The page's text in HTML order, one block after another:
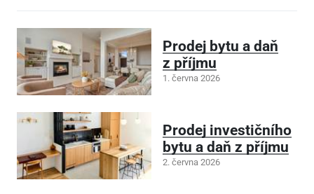
Prodej bytu a daň
z příjmu
1. června 2026
Prodej investičního
bytu a daň z příjmu
2. června 2026